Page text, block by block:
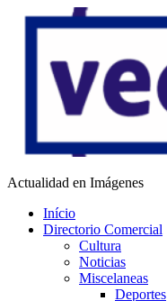
Saltar
Vecino Virtual
Actualidad en Imágenes
Início
Directorio Comercial
Cultura
Noticias
Miscelaneas
Deportes